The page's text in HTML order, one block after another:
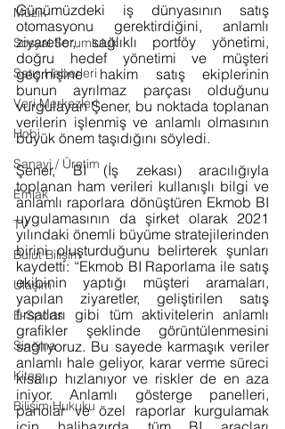
Müzik
Sosyal Sorumluluk
Satış Haberleri
Veri Merkezleri
Hobi
Sanayi / Üretim
Emlak
TV
Bulut Bilişim
Ulaşım
E-Sports
Sinema
Kitap
Bilişim Hukuku
Günümüzdeki iş dünyasının satış
otomasyonu gerektirdiğini, anlamlı
ziyaretler, sağlıklı portföy yönetimi,
doğru hedef yönetimi ve müşteri
geçmişine hakim satış ekiplerinin
bunun ayrılmaz parçası olduğunu
vurgulayan Şener, bu noktada toplanan
verilerin işlenmiş ve anlamlı olmasının
büyük önem taşıdığını söyledi.
Şener, BI (İş zekası) aracılığıyla
toplanan ham verileri kullanışlı bilgi ve
anlamlı raporlara dönüştüren Ekmob BI
uygulamasının da şirket olarak 2021
yılındaki önemli büyüme stratejilerinden
birini oluşturduğunu belirterek şunları
kaydetti: “Ekmob BI Raporlama ile satış
ekibinin yaptığı müşteri aramaları,
yapılan ziyaretler, geliştirilen satış
fırsatları gibi tüm aktivitelerin anlamlı
grafikler şeklinde görüntülenmesini
sağlıyoruz. Bu sayede karmaşık veriler
anlamlı hale geliyor, karar verme süreci
kısalıp hızlanıyor ve riskler de en aza
iniyor. Anlamlı gösterge panelleri,
panolar ve özel raporlar kurgulamak